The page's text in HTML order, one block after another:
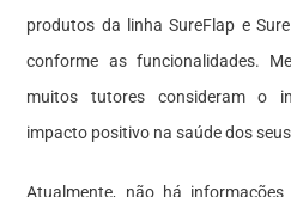
produtos da linha SureFlap e
conforme as funcionalidades.
muitos tutores consideram o
impacto positivo na saúde dos
Atualmente, não há